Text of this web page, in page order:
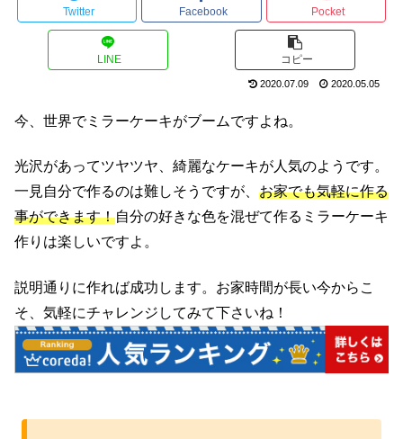
Twitter Facebook Pocket
LINE コピー
2020.07.09 2020.05.05
今、世界でミラーケーキがブームですよね。
光沢があってツヤツヤ、綺麗なケーキが人気のようです。
一見自分で作るのは難しそうですが、 お家でも気軽に作る
事ができます！自分の好きな色を混ぜて作るミラーケーキ
作りは楽しいですよ。
説明通りに作れば成功します。お家時間が長い今からこ
そ、気軽にチャレンジしてみて下さいね！